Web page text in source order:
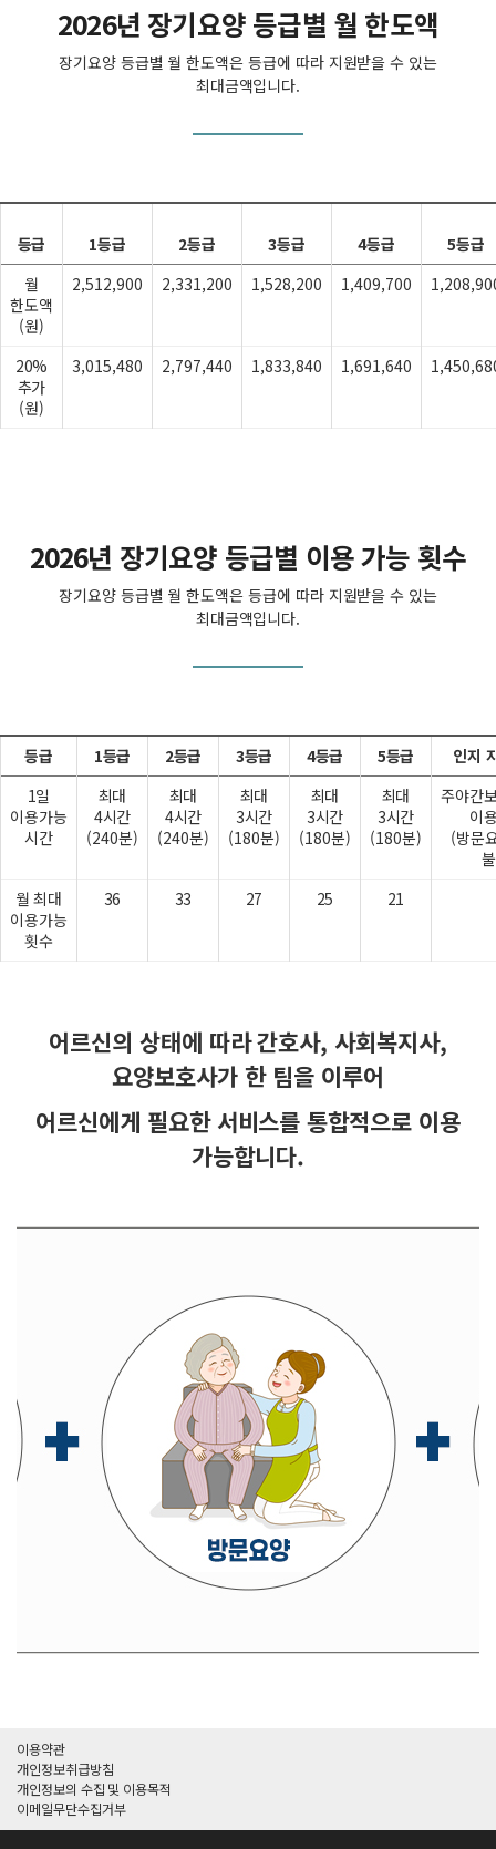
2026년 장기요양 등급별 월 한도액
장기요양 등급별 월 한도액은 등급에 따라 지원받을 수 있는
최대금액입니다.
등급 1등급 2등급 3등급 4등급
5등급
월
한도액
(원)
2,512,900 2,331,200 1,528,200 1,409,700
20%
추가
(원)
3,015,480 2,797,440 1,833,840 1,691,640
2026년 장기요양 등급별 이용 가능 횟수
장기요양 등급별 월 한도액은 등급에 따라 지원받을 수 있는
최대금액입니다.
등급 1등급 2등급 3등급 4등급 5등급
인지
1일
이용가능
시간
최대
4시간
(240분)
최대
4시간
(240분)
최대
3시간
(180분)
최대
3시간
(180분)
최대
3시간
(180분)
주야간
이
(방문
월 최대
이용가능
횟수
36 33 27 25 21
어르신의 상태에 따라 간호사, 사회복지사,
요양보호사가 한 팀을 이루어
어르신에게 필요한 서비스를 통합적으로 이용
가능합니다.
이용약관
개인정보취급방침
개인정보의 수집 및 이용목적
이메일무단수집거부